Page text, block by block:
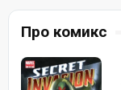
Про комикс